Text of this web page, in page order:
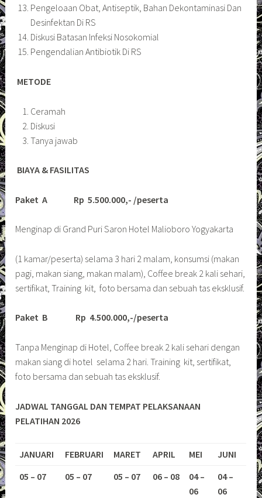
Pengeloaan Obat, Antiseptik, Bahan Dekontaminasi Dan
Desinfektan Di RS
Diskusi Batasan Infeksi Nosokomial
Pengendalian Antibiotik Di RS
METODE
Ceramah
Diskusi
Tanya jawab
BIAYA & FASILITAS
Paket A Rp 5.500.000,- /peserta
Menginap di Grand Puri Saron Hotel Malioboro Yogyakarta
(1 kamar/peserta) selama 3 hari 2 malam, konsumsi (makan
pagi, makan siang, makan malam), Coffee break 2 kali sehari,
sertifikat, Training kit, foto bersama dan sebuah tas eksklusif.
Paket B Rp 4.500.000,-/peserta
Tanpa Menginap di Hotel, Coffee break 2 kali sehari dengan
makan siang di hotel selama 2 hari. Training kit, sertifikat,
foto bersama dan sebuah tas eksklusif.
JADWAL TANGGAL DAN TEMPAT PELAKSANAAN
PELATIHAN 2026
JANUARI FEBRUARI MARET APRIL MEI
JUNI
05 – 07
05 – 07 05 – 07 06 – 08
04 –
06
04 –
06